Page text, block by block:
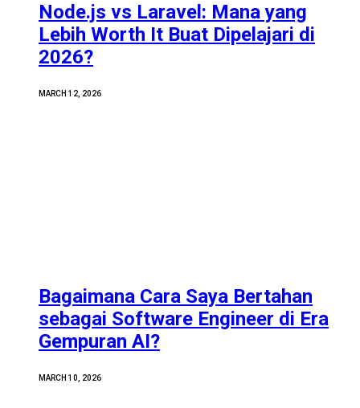
Node.js vs Laravel: Mana yang
Lebih Worth It Buat Dipelajari di
2026?
MARCH 12, 2026
Bagaimana Cara Saya Bertahan
sebagai Software Engineer di Era
Gempuran AI?
MARCH 10, 2026